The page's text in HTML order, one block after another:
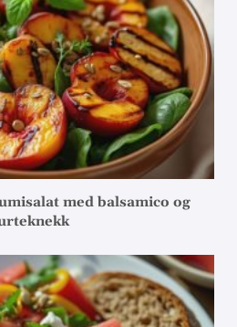
med balsamico og